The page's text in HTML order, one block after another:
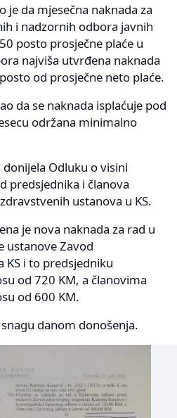
da mjesečna naknada za
i nadzornih odbora javnih
posto prosječne plaće u
najviša utvrđena naknada
od prosječne neto plaće.
da se naknada isplaćuje pod
održana minimalno
donijela Odluku o visini
predsjednika i članova
ustanova u KS.
je nova naknada za rad u
ustanove Zavod
i to predsjedniku
od 720 KM, a članovima
od 600 KM.
danom donošenja.